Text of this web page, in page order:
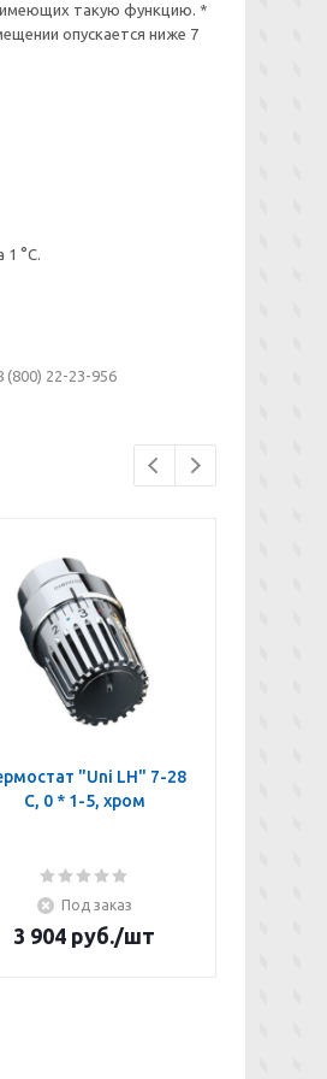
имеющих такую функцию. *
опускается ниже 7
1 °С.
(800) 22-23-956
"Uni LH" 7-28
C, 0 * 1-5, хром
Под заказ
3 904 руб./шт